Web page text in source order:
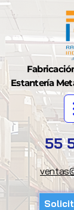
Estantería
55